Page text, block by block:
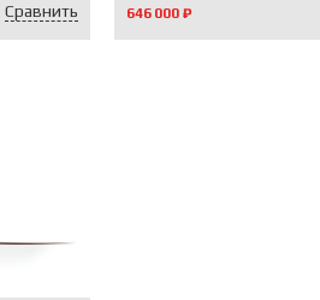
Сравнить 646 000 ₽